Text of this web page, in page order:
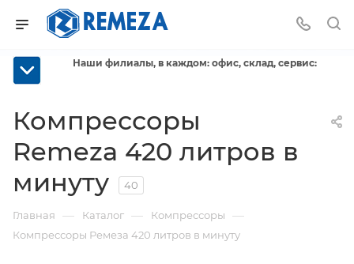
Наши филиалы, в каждом: офис, склад, сервис:
Компрессоры
Remeza 420 литров в
минуту
40
Главная — Каталог — Компрессоры —
Компрессоры Ремеза 420 литров в минуту